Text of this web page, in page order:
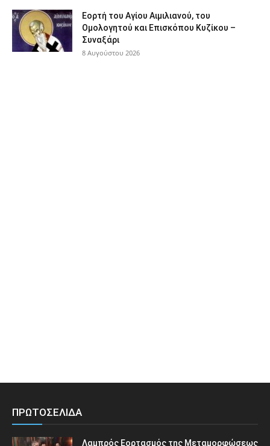
Εορτή του Αγίου Αιμιλιανού, του
Ομολογητού και Επισκόπου Κυζίκου –
Συναξάρι
8 Αυγούστου 2026
ΠΡΩΤΟΣΕΛΙΔΑ
Λαμπρός Εορτασμός της Μεταμορφώσεως